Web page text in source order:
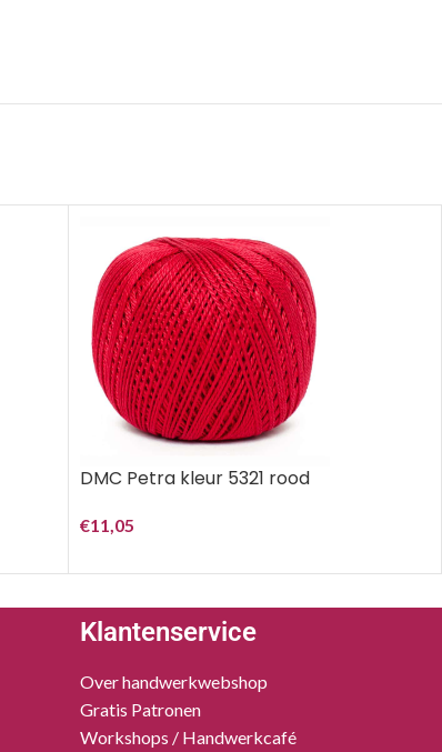
DMC Petra kleur 5321 rood
€11,05
Klantenservice
Over handwerkwebshop
Gratis Patronen
Workshops / Handwerkcafé